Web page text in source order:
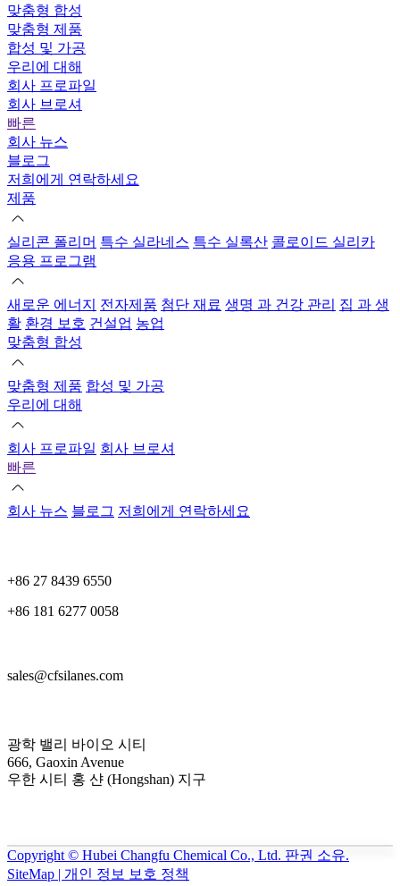
맞춤형 합성
맞춤형 제품
합성 및 가공
우리에 대해
회사 프로파일
회사 브로셔
빠른
회사 뉴스
블로그
저희에게 연락하세요
제품
실리콘 폴리머 특수 실라네스 특수 실록산 콜로이드 실리카
응용 프로그램
새로운 에너지 전자제품 첨단 재료 생명 과 건강 관리 집 과 생
활 환경 보호 건설업 농업
맞춤형 합성
맞춤형 제품 합성 및 가공
우리에 대해
회사 프로파일 회사 브로셔
빠른
회사 뉴스 블로그 저희에게 연락하세요
+86 27 8439 6550
+86 181 6277 0058
sales@cfsilanes.com
광학 밸리 바이오 시티
666, Gaoxin Avenue
우한 시티 홍 샨 (Hongshan) 지구
Copyright © Hubei Changfu Chemical Co., Ltd. 판권 소유.
SiteMap | 개인 정보 보호 정책